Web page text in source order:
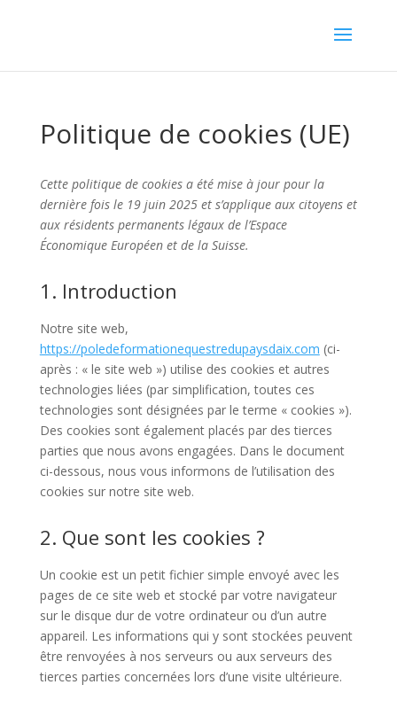
Politique de cookies (UE)
Cette politique de cookies a été mise à jour pour la
dernière fois le 19 juin 2025 et s’applique aux citoyens et
aux résidents permanents légaux de l’Espace
Économique Européen et de la Suisse.
1. Introduction
Notre site web,
https://poledeformationequestredupaysdaix.com (ci-
après : « le site web ») utilise des cookies et autres
technologies liées (par simplification, toutes ces
technologies sont désignées par le terme « cookies »).
Des cookies sont également placés par des tierces
parties que nous avons engagées. Dans le document
ci-dessous, nous vous informons de l’utilisation des
cookies sur notre site web.
2. Que sont les cookies ?
Un cookie est un petit fichier simple envoyé avec les
pages de ce site web et stocké par votre navigateur
sur le disque dur de votre ordinateur ou d’un autre
appareil. Les informations qui y sont stockées peuvent
être renvoyées à nos serveurs ou aux serveurs des
tierces parties concernées lors d’une visite ultérieure.